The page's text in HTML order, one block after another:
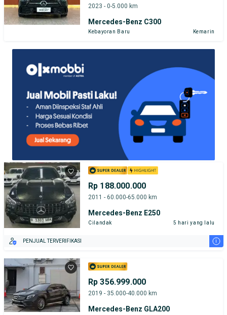
2023 - 0-5.000 km
Mercedes-Benz C300
Kebayoran Baru Kemarin
Rp 188.000.000
2011 - 60.000-65.000 km
Mercedes-Benz E250
Cilandak 5 hari yang lalu
PENJUAL TERVERIFIKASI i
Rp 356.999.000
2019 - 35.000-40.000 km
Mercedes-Benz GLA200